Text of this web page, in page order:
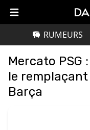
RUMEURS
Mercato PSG
le remplaçant
Barça